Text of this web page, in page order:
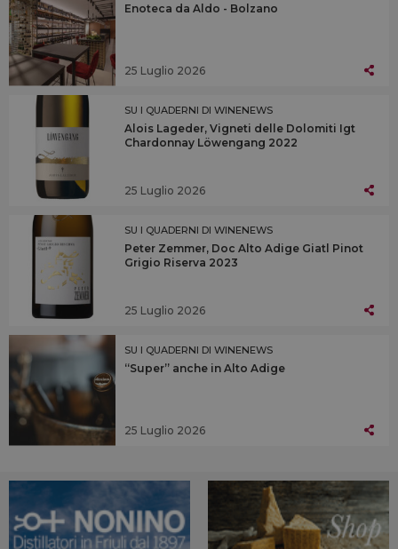
Enoteca da Aldo - Bolzano
25 Luglio 2026
SU I QUADERNI DI WINENEWS
Alois Lageder, Vigneti delle Dolomiti Igt
Chardonnay Löwengang 2022
25 Luglio 2026
SU I QUADERNI DI WINENEWS
Peter Zemmer, Doc Alto Adige Giatl Pinot
Grigio Riserva 2023
25 Luglio 2026
SU I QUADERNI DI WINENEWS
“Super” anche in Alto Adige
25 Luglio 2026